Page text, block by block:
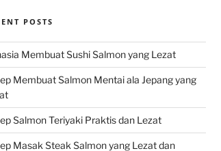
POSTS
Membuat Sushi Salmon yang Lezat
Membuat Salmon Mentai ala Jepang yang
Salmon Teriyaki Praktis dan Lezat
Masak Steak Salmon yang Lezat dan